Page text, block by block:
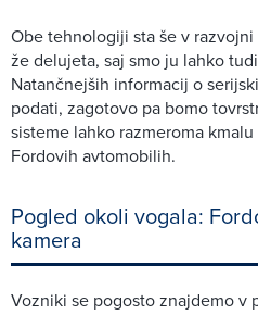
Obe tehnologiji sta še v
že delujeta, saj smo ju lahko
Natančnejših informacij o
podati, zagotovo pa bomo
sisteme lahko razmeroma
Fordovih avtomobilih.
Pogled okoli vogala:
kamera
Vozniki se pogosto znajdemo v